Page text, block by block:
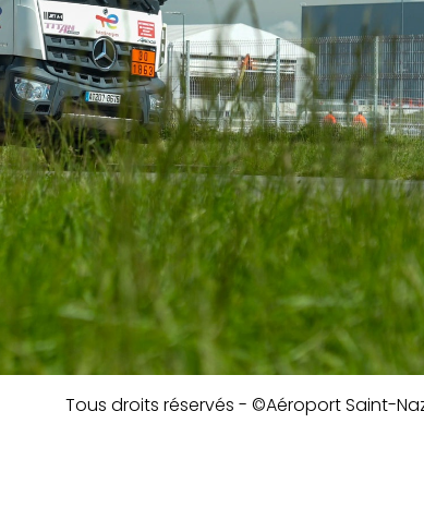
Tous droits réservés - ©Aéroport Saint-